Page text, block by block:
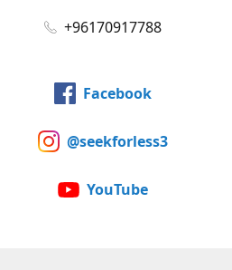
+96170917788
Facebook
@seekforless3
YouTube